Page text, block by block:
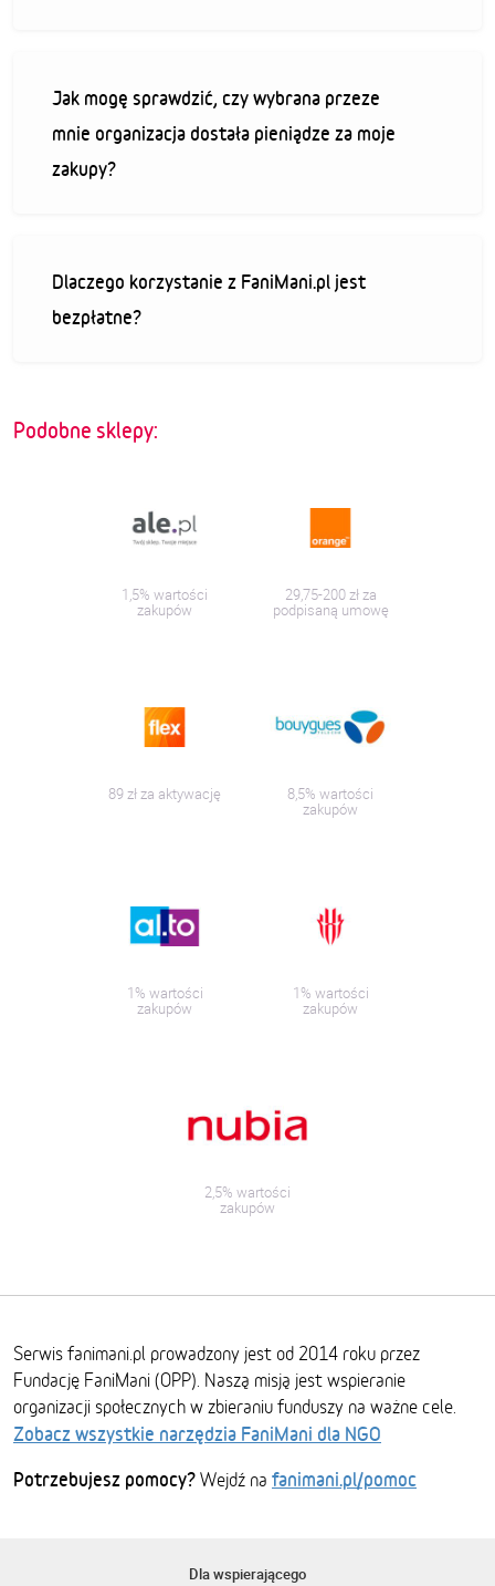
Jak mogę sprawdzić, czy wybrana przeze
mnie organizacja dostała pieniądze za moje
zakupy?
Dlaczego korzystanie z FaniMani.pl jest
bezpłatne?
Podobne sklepy:
1,5% wartości
zakupów
29,75-200 zł za
podpisaną umowę
89 zł za aktywację 8,5% wartości
zakupów
1% wartości
zakupów
1% wartości
zakupów
2,5% wartości
zakupów
Serwis fanimani.pl prowadzony jest od 2014 roku przez
Fundację FaniMani (OPP). Naszą misją jest wspieranie
organizacji społecznych w zbieraniu funduszy na ważne cele.
Zobacz wszystkie narzędzia FaniMani dla NGO
Potrzebujesz pomocy? Wejdź na fanimani.pl/pomoc
Dla wspierającego